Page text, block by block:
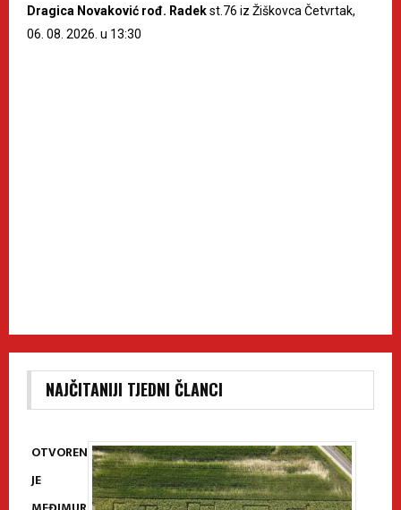
Dragica Novaković rođ. Radekst.76 iz Žiškovca Četvrtak,
06. 08. 2026. u 13:30
NAJČITANIJI TJEDNI ČLANCI
OTVOREN
JE